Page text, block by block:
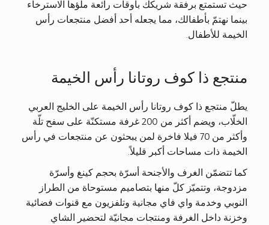
حيث تستمتع برفقة شريكك بأوقات رائعة ملؤها الاسترخاء
بينما نهتمّ بأطفالك، مما يجعله أحد أفضل منتجعات رأس
الخيمة للأطفال.
منتجع ذا كوف روتانا رأس الخيمة
يطلّ منتجع ذا كوف روتانا رأس الخيمة على الخليج العربي
الخلّاب، ويضم أكثر من 200 غرفة مستكنّة على سفح تلّة
وأكثر من 70 فيلا فاخرة لمن يبحثون عن منتجعات في رأس
الخيمة ذات مساحات أكبر قليلاً.
كما تتضمّن الغرف والأجنحة أسرّة بحجم كينغ وأسرّة
مزدوجة، وتتميّز كلّ منها بتصاميم مستوحاة من الطراز
النوبي وخدمة واي فاي مجانية وتلفزيون مع قنوات فضائية
وخزنة داخل الغرفة ومنتجات مجانيّة لتحضير الشاي